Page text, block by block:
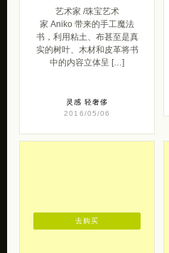
艺术家 /珠宝艺术
家 Aniko 带来的手工魔法
书，利用粘土、布甚至是真
实的树叶、木材和皮革将书
中的内容立体呈 […]
灵感 轻奢侈
2016/05/06
去购买